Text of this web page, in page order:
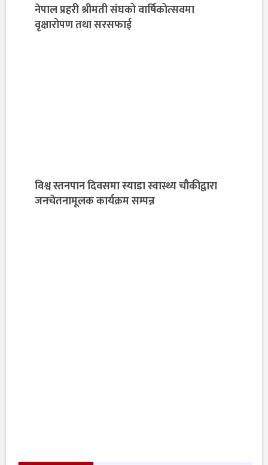
नेपाल प्रहरी श्रीमती संघको वार्षिकोत्सवमा
वृक्षारोपण तथा सरसफाई
विश्व स्तनपान दिवसमा स्याडा स्वास्थ्य चौकीद्वारा
जनचेतनामूलक कार्यक्रम सम्पन्न